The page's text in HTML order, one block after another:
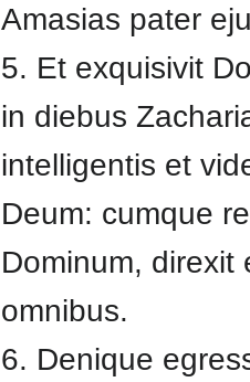
Amasias pater
5. Et exquisivit
in diebus
intelligentis et
Deum: cumque
Dominum, direxit
omnibus.
6. Denique